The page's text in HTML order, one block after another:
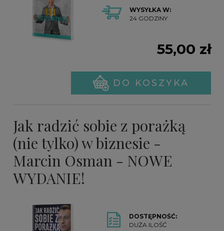
WYSYŁKA W:
24 GODZINY
55,00 zł
DO KOSZYKA
Jak radzić sobie z porażką
(nie tylko) w biznesie -
Marcin Osman - NOWE
WYDANIE!
DOSTĘPNOŚĆ:
DUŻA ILOŚĆ